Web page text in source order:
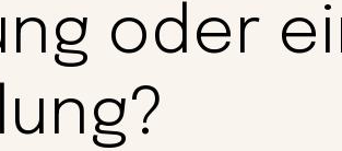
oder